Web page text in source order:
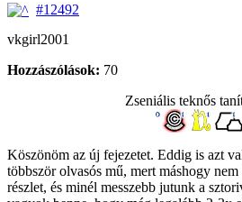
#12492
vkgirl2001
Hozzászólások: 70
Zseniális teknős
Köszönöm az új fejezetet. Eddig is azt
többször olvasós mű, mert máshogy
részlet, és minél messzebb jutunk a